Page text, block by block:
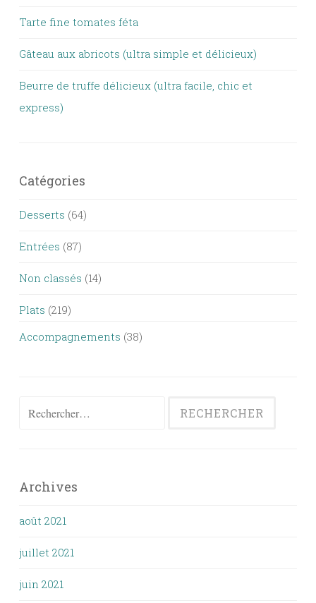
Tarte fine tomates féta
Gâteau aux abricots (ultra simple et délicieux)
Beurre de truffe délicieux (ultra facile, chic et
express)
Catégories
Desserts (64)
Entrées (87)
Non classés (14)
Plats (219)
Accompagnements (38)
Rechercher :
Archives
août 2021
juillet 2021
juin 2021